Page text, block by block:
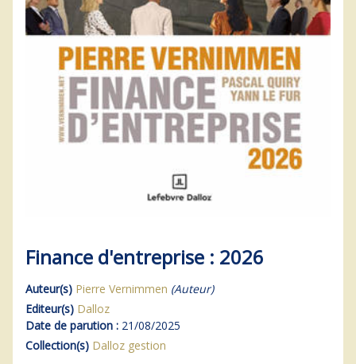
Finance d'entreprise : 2026
Auteur(s) Pierre Vernimmen (Auteur)
Editeur(s) Dalloz
Date de parution : 21/08/2025
Collection(s) Dalloz gestion